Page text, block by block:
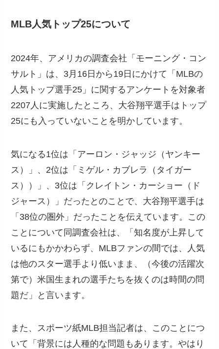
MLB人気トップ25について
2024年、アメリカの調査会社「モーニング・コン
サルト」は、3月16日から19日にかけて「MLBの
人気トップ選手25」に関するアンケートを対象者
2207人に実施したところ、大谷翔平選手はトップ
25にも入っていないことを明かしています。
気になる1位は「アーロン・ジャッジ（ヤンキー
ス）」、2位は「ミゲル・カブレラ（タイガー
ス））」、3位は「クレイトン・カーショー（ド
ジャース）」だったとのことで、大谷翔平選手は
「38位の圏外」だったことを伝えています。この
ことについて同調査会社は、「知名度が上昇して
いるにもかかわらず、MLBファンの間では、人気
は他のスター選手より低いまま、（今後の活躍次
第で）米国生まれの選手たちを抜くのは時間の問
題だ」と言います。
また、スポーツ紙MLB担当記者は、このことにつ
いて「背景には人種的な問題もあります。やはり